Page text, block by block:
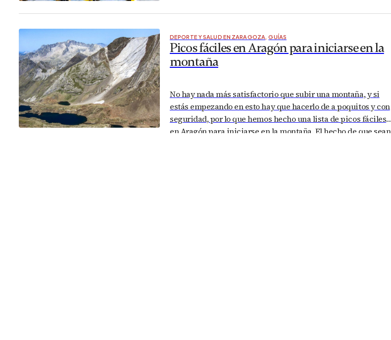
complementar si…
DEPORTE Y SALUD EN ZARAGOZA, GUÍAS
Picos fáciles en Aragón para iniciarse en la
montaña
No hay nada más satisfactorio que subir una montaña, y si
estás empezando en esto hay que hacerlo de a poquitos y con
seguridad, por lo que hemos hecho una lista de picos fáciles
en Aragón para iniciarse en la montaña. El hecho de que sean